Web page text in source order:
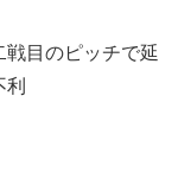
戦目のピッチで延